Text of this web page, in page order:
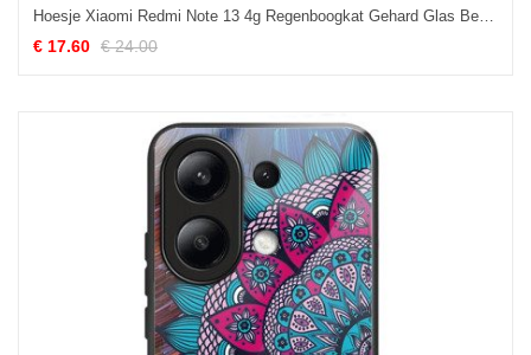
Hoesje Xiaomi Redmi Note 13 4g Regenboogkat Gehard Glas Bescherming Hoesje
€ 17.60 € 24.00